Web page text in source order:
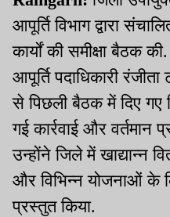
आपूर्ति विभाग द्वारा
कार्यों की समीक्षा बैठक
आपूर्ति पदाधिकारी रंजीता
से पिछली बैठक में दिए गए
गई कार्रवाई और वर्तमान
उन्होंने जिले में खाद्यान्न
और विभिन्न योजनाओं के
प्रस्तुत किया.